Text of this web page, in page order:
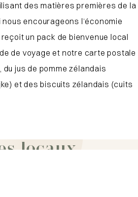
?
des matières premières de la
nous encourageons l’économie
un pack de bienvenue local
de voyage et notre carte postale
jus de pomme zélandais
et des biscuits zélandais (cuits
locaux